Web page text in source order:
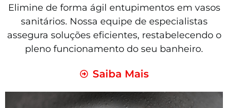
Elimine de forma ágil entupimentos em vasos
sanitários. Nossa equipe de especialistas
assegura soluções eficientes, restabelecendo o
pleno funcionamento do seu banheiro.
Saiba Mais